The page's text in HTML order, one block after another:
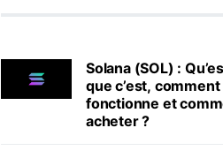
Solana (SOL) :
que c’est, comment
fonctionne et
acheter ?